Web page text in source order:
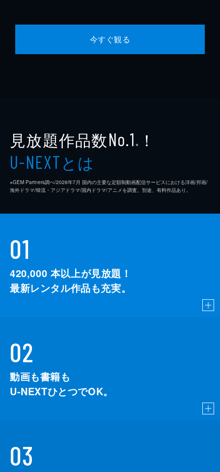
今すぐ観る
見放題作品数No.1 ※ ！
U-NEXTとは
※GEM Partners調べ/2026年7⽉ 国内の主要な定額制動画配信サービスにおける洋画/邦画/
海外ドラマ/韓流・アジアドラマ/国内ドラマ/アニメを調査。別途、有料作品あり。
01
420,000 本以上が見放題！
最新レンタル作品も充実。
02
動画も書籍も
U-NEXTひとつでOK。
03